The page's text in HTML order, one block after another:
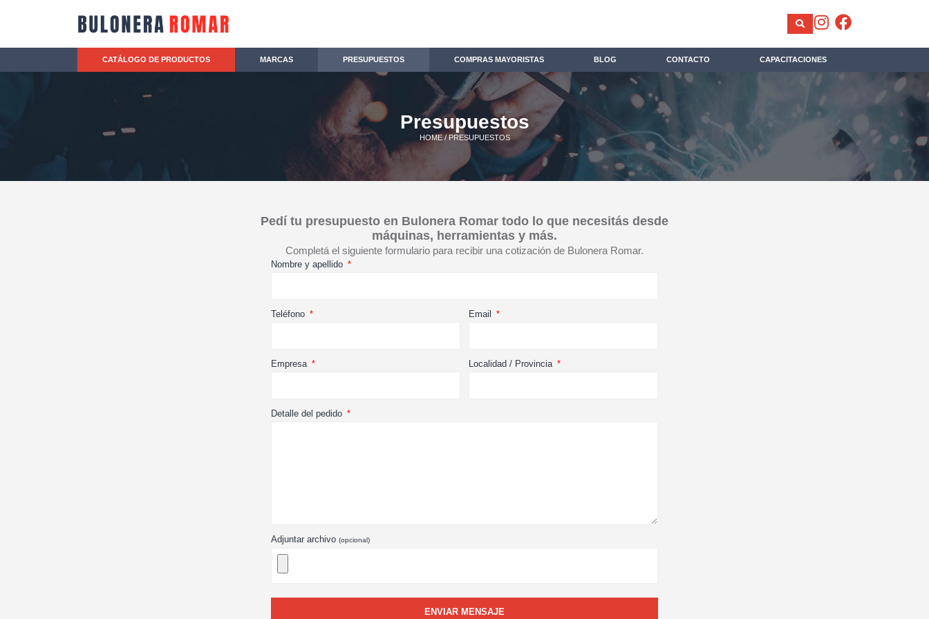
CATÁLOGO DE PRODUCTOS MARCAS PRESUPUESTOS COMPRAS MAYORISTAS BLOG CONTACTO CAPACITACIONES
Presupuestos
HOME/ PRESUPUESTOS
Pedí tu presupuesto en Bulonera Romar todo lo que necesitás desde
máquinas, herramientas y más.
Completá el siguiente formulario para recibir una cotización de Bulonera Romar.
Nombre y apellido
Teléfono Email
Empresa Localidad / Provincia
Detalle del pedido
Adjuntar archivo (opcional)
ENVIAR MENSAJE